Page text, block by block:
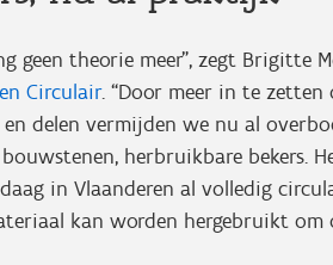
geen theorie meer”, zegt Brigitte
Circulair. “Door meer in te zetten
delen vermijden we nu al
herbruikbare bekers.
in Vlaanderen al volledig
kan worden hergebruikt